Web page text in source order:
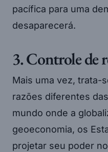
pacífica para uma
desaparecerá.
3. Controle de
Mais uma vez, trata-
razões diferentes
mundo onde a
geoeconomia, os
projetar seu poder